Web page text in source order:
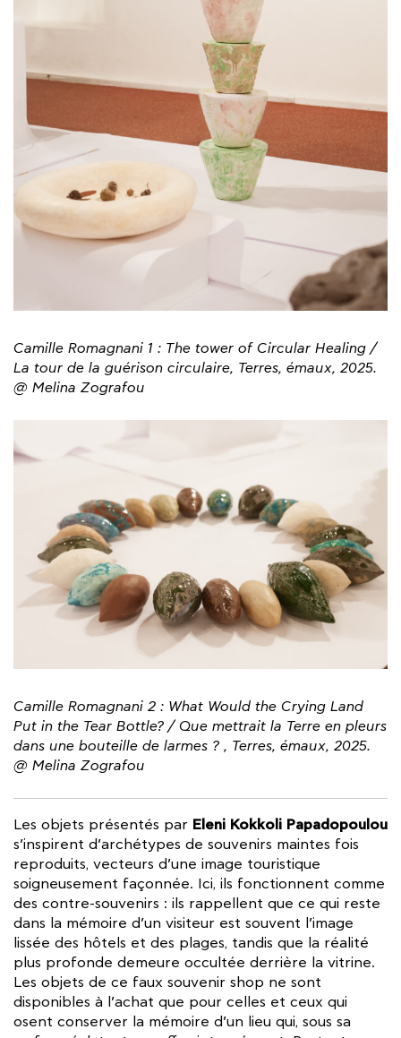
Camille Romagnani 1 : The tower of Circular Healing /
La tour de la guérison circulaire, Terres, émaux, 2025.
@ Melina Zografou
Camille Romagnani 2 : What Would the Crying Land
Put in the Tear Bottle? / Que mettrait la Terre en pleurs
dans une bouteille de larmes ? , Terres, émaux, 2025.
@ Melina Zografou
Les objets présentés par Eleni Kokkoli Papadopoulou
s’inspirent d’archétypes de souvenirs maintes fois
reproduits, vecteurs d’une image touristique
soigneusement façonnée. Ici, ils fonctionnent comme
des contre-souvenirs : ils rappellent que ce qui reste
dans la mémoire d’un visiteur est souvent l’image
lissée des hôtels et des plages, tandis que la réalité
plus profonde demeure occultée derrière la vitrine.
Les objets de ce faux souvenir shop ne sont
disponibles à l’achat que pour celles et ceux qui
osent conserver la mémoire d’un lieu qui, sous sa